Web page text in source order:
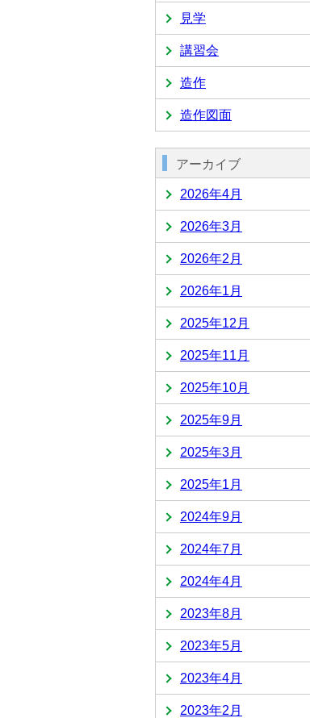
見学
講習会
造作
造作図面
アーカイブ
2026年4月
2026年3月
2026年2月
2026年1月
2025年12月
2025年11月
2025年10月
2025年9月
2025年3月
2025年1月
2024年9月
2024年7月
2024年4月
2023年8月
2023年5月
2023年4月
2023年2月